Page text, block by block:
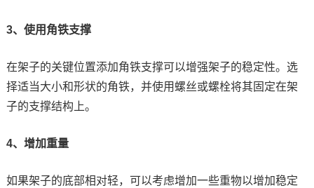
3、使用角铁支撑
在架子的关键位置添加角铁支撑可以增强架子的稳定性。选
择适当大小和形状的角铁，并使用螺丝或螺栓将其固定在架
子的支撑结构上。
4、增加重量
如果架子的底部相对轻，可以考虑增加一些重物以增加稳定